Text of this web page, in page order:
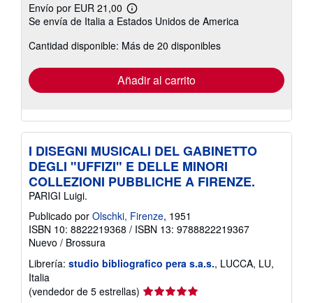
Envío por EUR 21,00
Más
información
las
envío
Se envía de Italia a Estados Unidos de America
Cantidad disponible: Más de 20 disponibles
Añadir al carrito
I DISEGNI MUSICALI DEL GABINETTO
DEGLI "UFFIZI" E DELLE MINORI
COLLEZIONI PUBBLICHE A FIRENZE.
PARIGI Luigi.
Publicado por Olschki, Firenze, 1951
ISBN 10: 8822219368 / ISBN 13: 9788822219367
Nuevo / Brossura
Librería: studio bibliografico pera s.a.s., LUCCA, LU,
Italia
(vendedor de 5 estrellas) Calificación